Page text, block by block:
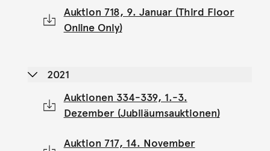
Auktion 718, 9. Januar (Third Floor
Online Only)
2021
Auktionen 334-339, 1.-3.
Dezember (Jubiläumsauktionen)
Auktion 717, 14. November